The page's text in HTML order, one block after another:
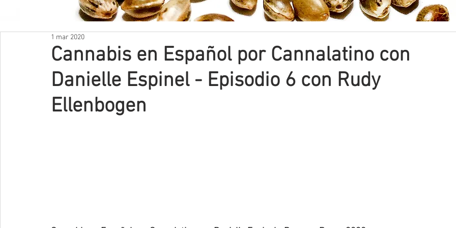
NUESTRAS REDES
Cannabis en Español por Cannalatino con
Danielle Espinel - Episodio 6 con Rudy
Ellenbogen
1 mar 2020